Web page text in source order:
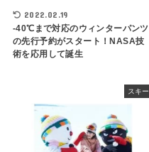
2022.02.19
-40℃まで対応のウィンターパンツ
の先行予約がスタート！NASA技
術を応用して誕生
スキー